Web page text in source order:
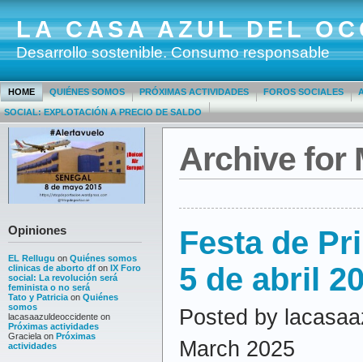
LA CASA AZUL DEL
Desarrollo sostenible. Consumo responsable
HOME QUIÉNES SOMOS PRÓXIMAS ACTIVIDADES FOROS SOCIALES
SOCIAL: EXPLOTACIÓN A PRECIO DE SALDO
Opiniones
EL Rellugu on Quiénes somos
clinicas de aborto df on IX Foro
social: La revolución será
feminista o no será
Tato y Patricia on Quiénes
somos
lacasaazuldeoccidente on
Próximas actividades
Graciela on Próximas
actividades
Archive for
Festa de
5 de abril
Posted by
March 2025